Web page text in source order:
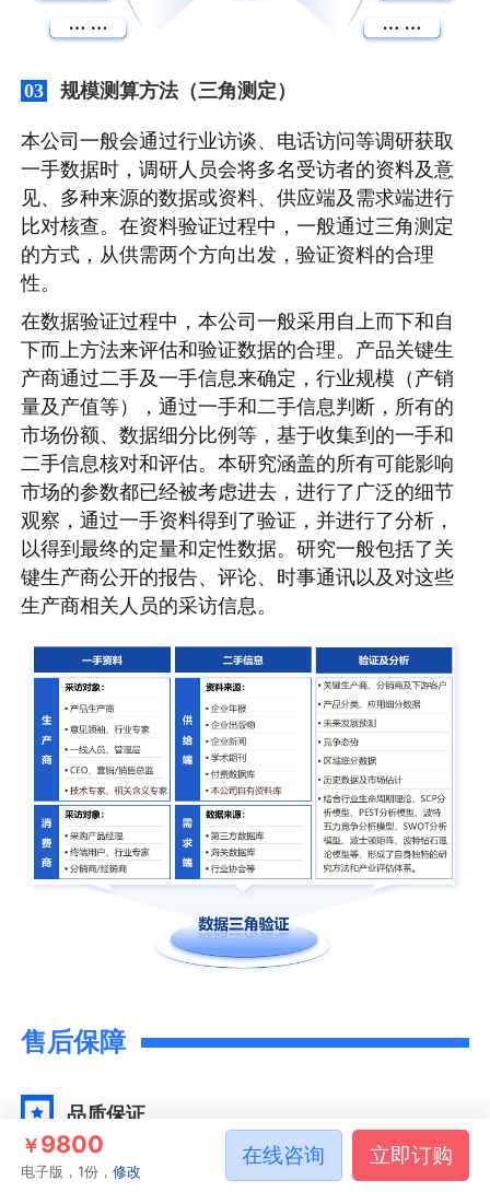
03 规模测算方法（三角测定）
本公司一般会通过行业访谈、电话访问等调研获取
一手数据时，调研人员会将多名受访者的资料及意
见、多种来源的数据或资料、供应端及需求端进行
比对核查。在资料验证过程中，一般通过三角测定
的方式，从供需两个方向出发，验证资料的合理
性。
在数据验证过程中，本公司一般采用自上而下和自
下而上方法来评估和验证数据的合理。产品关键生
产商通过二手及一手信息来确定，行业规模（产销
量及产值等），通过一手和二手信息判断，所有的
市场份额、数据细分比例等，基于收集到的一手和
二手信息核对和评估。本研究涵盖的所有可能影响
市场的参数都已经被考虑进去，进行了广泛的细节
观察，通过一手资料得到了验证，并进行了分析，
以得到最终的定量和定性数据。研究一般包括了关
键生产商公开的报告、评论、时事通讯以及对这些
生产商相关人员的采访信息。
售后保障
品质保证
智研咨询是行业研究咨询服务领域的领导品牌，公
￥9800
电子版，1份，修改
在线咨询 立即订购